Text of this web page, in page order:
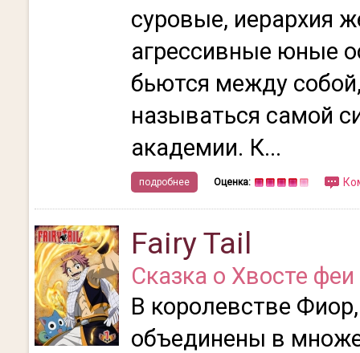
суровые, иерархия
агрессивные юные
бьются между
называться самой
академии. К...
подробнее Оценка:
Fairy Tail
Сказка о Хвосте феи
В королевстве
объединены в